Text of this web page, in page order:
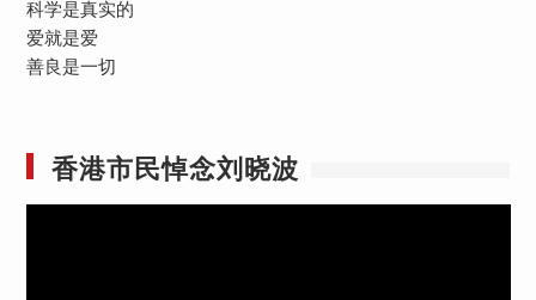
科学是真实的
爱就是爱
善良是一切
香港市民悼念刘晓波